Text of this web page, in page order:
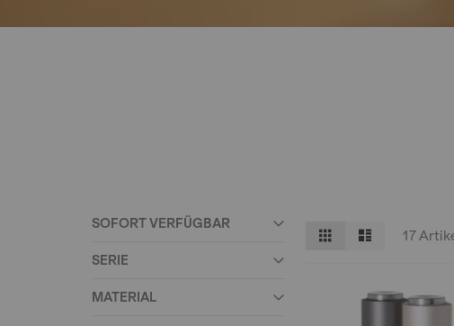
AnsichtRaster 17
SOFORT VERFÜGBAR
SERIE
MATERIAL